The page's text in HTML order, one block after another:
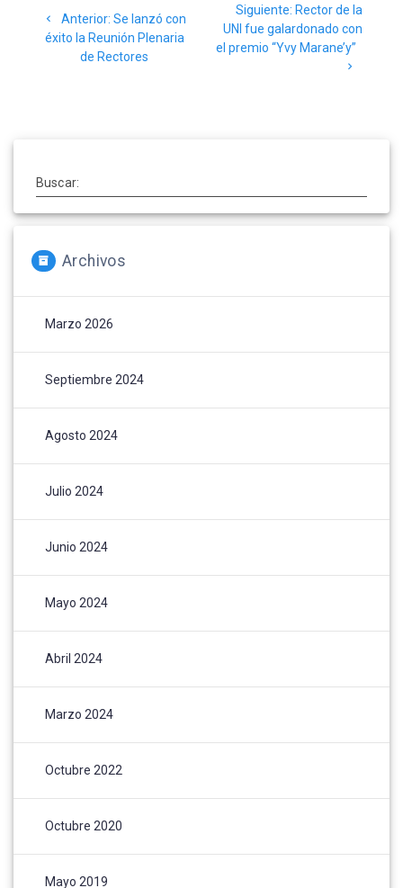
de
entradas
Anterior: Post
anterior:
Se lanzó con
éxito la Reunión Plenaria
de Rectores
Siguiente: Siguiente
post:
Rector de la
UNI fue galardonado con
el premio “Yvy Marane’y”
Buscar:
Archivos
Marzo 2026
Septiembre 2024
Agosto 2024
Julio 2024
Junio 2024
Mayo 2024
Abril 2024
Marzo 2024
Octubre 2022
Octubre 2020
Mayo 2019